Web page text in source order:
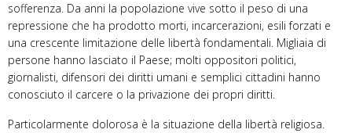
sofferenza. Da anni la popolazione vive sotto il peso di una
repressione che ha prodotto morti, incarcerazioni, esili forzati e
una crescente limitazione delle libertà fondamentali. Migliaia di
persone hanno lasciato il Paese; molti oppositori politici,
giornalisti, difensori dei diritti umani e semplici cittadini hanno
conosciuto il carcere o la privazione dei propri diritti.
Particolarmente dolorosa è la situazione della libertà religiosa.